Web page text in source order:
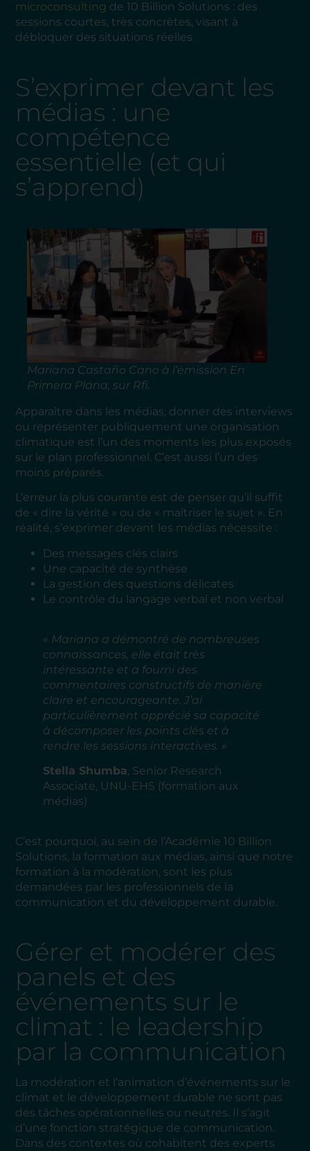
microconsulting de 10 Billion Solutions : des
sessions courtes, très concrètes, visant à
débloquer des situations réelles.
S’exprimer devant les
médias : une
compétence
essentielle (et qui
s’apprend)
Mariana Castaño Cano à l’émission En
Primera Plana, sur Rfi.
Apparaître dans les médias, donner des interviews
ou représenter publiquement une organisation
climatique est l’un des moments les plus exposés
sur le plan professionnel. C’est aussi l’un des
moins préparés.
L’erreur la plus courante est de penser qu’il suffit
de « dire la vérité » ou de « maîtriser le sujet ». En
réalité, s’exprimer devant les médias nécessite :
Des messages clés clairs
Une capacité de synthèse
La gestion des questions délicates
Le contrôle du langage verbal et non verbal
« Mariana a démontré de nombreuses
connaissances, elle était très
intéressante et a fourni des
commentaires constructifs de manière
claire et encourageante. J’ai
particulièrement apprécié sa capacité
à décomposer les points clés et à
rendre les sessions interactives. »
Stella Shumba, Senior Research
Associate, UNU-EHS (formation aux
médias)
C’est pourquoi, au sein de l’Académie 10 Billion
Solutions, la formation aux médias, ainsi que notre
formation à la modération, sont les plus
demandées par les professionnels de la
communication et du développement durable.
Gérer et modérer des
panels et des
événements sur le
climat : le leadership
par la communication
La modération et l’animation d’événements sur le
climat et le développement durable ne sont pas
des tâches opérationnelles ou neutres. Il s’agit
d’une fonction stratégique de communication.
Dans des contextes où cohabitent des experts